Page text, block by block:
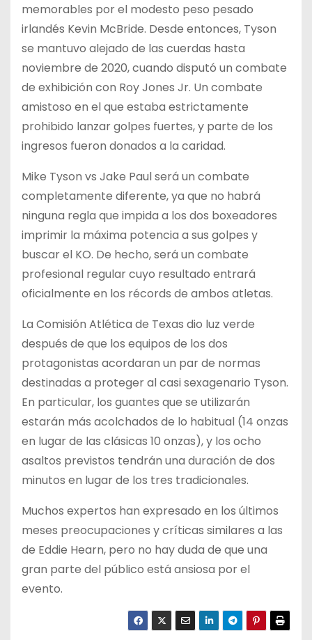
memorables por el modesto peso pesado
irlandés Kevin McBride. Desde entonces, Tyson
se mantuvo alejado de las cuerdas hasta
noviembre de 2020, cuando disputó un combate
de exhibición con Roy Jones Jr. Un combate
amistoso en el que estaba estrictamente
prohibido lanzar golpes fuertes, y parte de los
ingresos fueron donados a la caridad.
Mike Tyson vs Jake Paul será un combate
completamente diferente, ya que no habrá
ninguna regla que impida a los dos boxeadores
imprimir la máxima potencia a sus golpes y
buscar el KO. De hecho, será un combate
profesional regular cuyo resultado entrará
oficialmente en los récords de ambos atletas.
La Comisión Atlética de Texas dio luz verde
después de que los equipos de los dos
protagonistas acordaran un par de normas
destinadas a proteger al casi sexagenario Tyson.
En particular, los guantes que se utilizarán
estarán más acolchados de lo habitual (14 onzas
en lugar de las clásicas 10 onzas), y los ocho
asaltos previstos tendrán una duración de dos
minutos en lugar de los tres tradicionales.
Muchos expertos han expresado en los últimos
meses preocupaciones y críticas similares a las
de Eddie Hearn, pero no hay duda de que una
gran parte del público está ansiosa por el
evento.